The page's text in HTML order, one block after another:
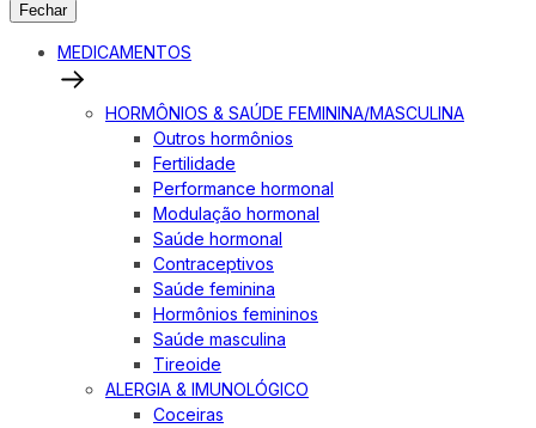
Fechar
MEDICAMENTOS
HORMÔNIOS & SAÚDE FEMININA/MASCULINA
Outros hormônios
Fertilidade
Performance hormonal
Modulação hormonal
Saúde hormonal
Contraceptivos
Saúde feminina
Hormônios femininos
Saúde masculina
Tireoide
ALERGIA & IMUNOLÓGICO
Coceiras